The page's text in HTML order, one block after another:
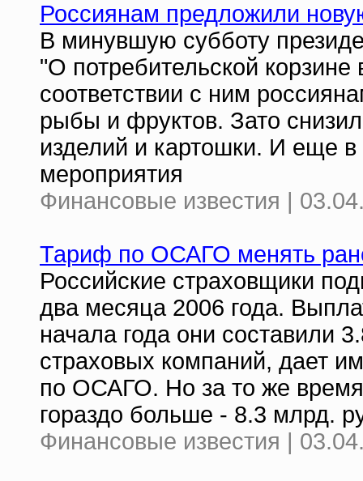
Россиянам предложили
В минувшую субботу
"О потребительской
соответствии с ним
рыбы и фруктов. Зато
изделий и картошки. И еще
мероприятия
Финансовые известия |
Тариф по ОСАГО менять
Российские страховщики
два месяца 2006 года.
начала года они составили
страховых компаний, дает
по ОСАГО. Но за то же
гораздо больше - 8.3 млрд.
Финансовые известия |